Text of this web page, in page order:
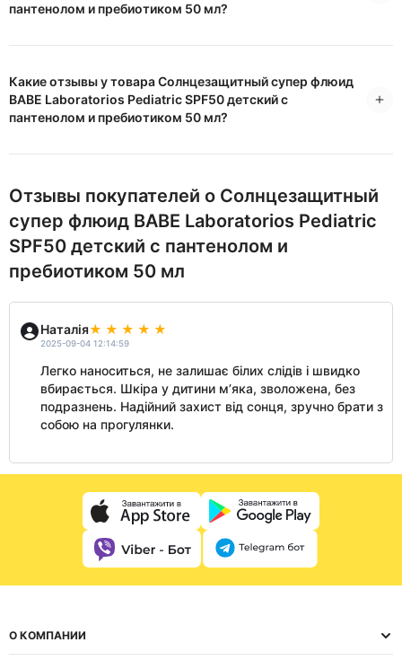
пантенолом и пребиотиком 50 мл?
Какие отзывы у товара Солнцезащитный супер флюид
BABE Laboratorios Pediatric SPF50 детский с
пантенолом и пребиотиком 50 мл?
Отзывы покупателей о Солнцезащитный
супер флюид BABE Laboratorios Pediatric
SPF50 детский с пантенолом и
пребиотиком 50 мл
Наталія
2025-09-04 12:14:59
Легко наноситься, не залишає білих слідів і швидко
вбирається. Шкіра у дитини м’яка, зволожена, без
подразнень. Надійний захист від сонця, зручно брати з
собою на прогулянки.
О КОМПАНИИ